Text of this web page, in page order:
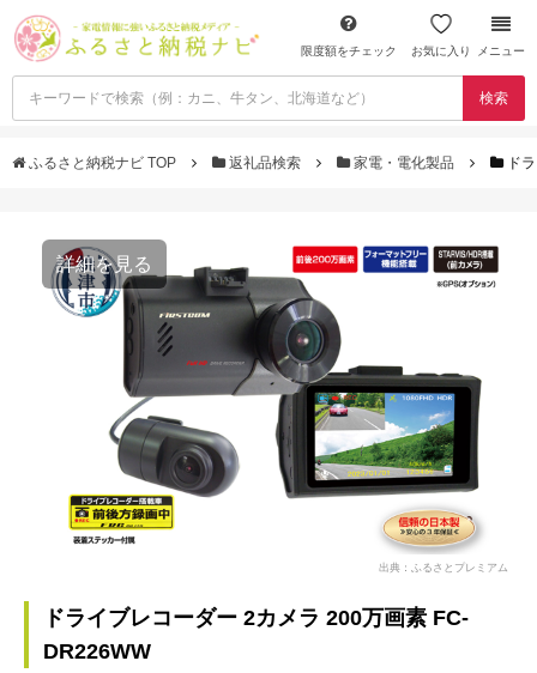
限度額をチェック お気に入り メニュー
検索
ふるさと納税ナビ TOP 返礼品検索 家電・電化製品 ド
詳細を見る
出典：ふるさとプレミアム
ドライブレコーダー 2カメラ 200万画素 FC-
DR226WW